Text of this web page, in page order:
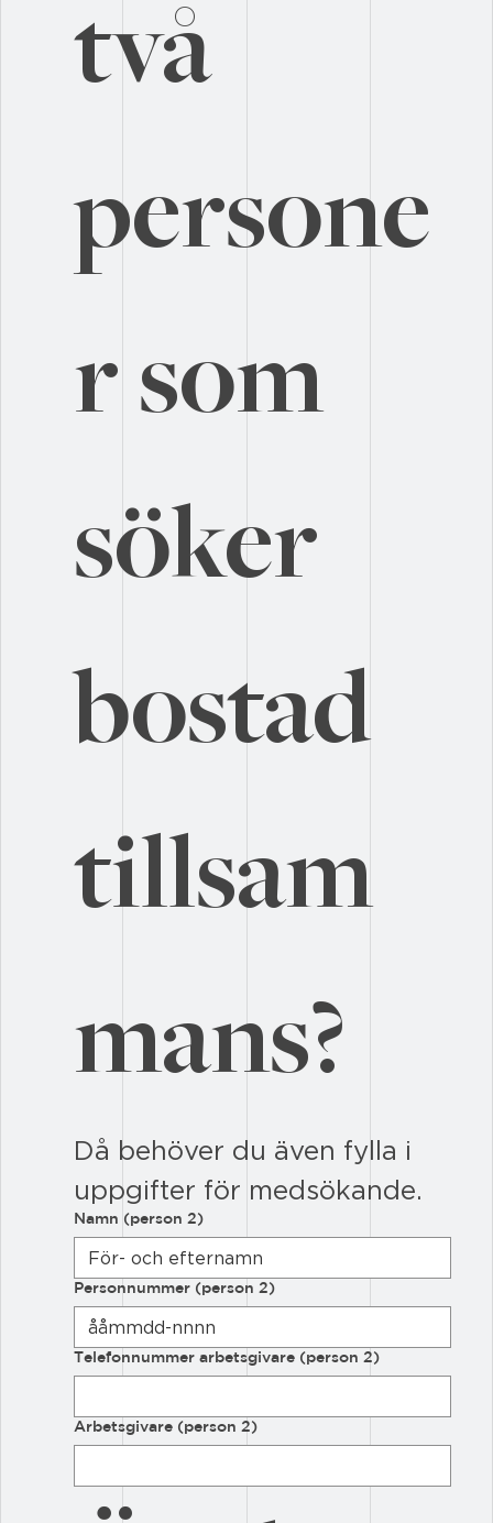
två
persone
r som
söker
bostad
tillsam
mans?
Då behöver du även fylla i
uppgifter för medsökande.
Namn (person 2)
Personnummer (person 2)
Telefonnummer arbetsgivare (person 2)
Arbetsgivare (person 2)